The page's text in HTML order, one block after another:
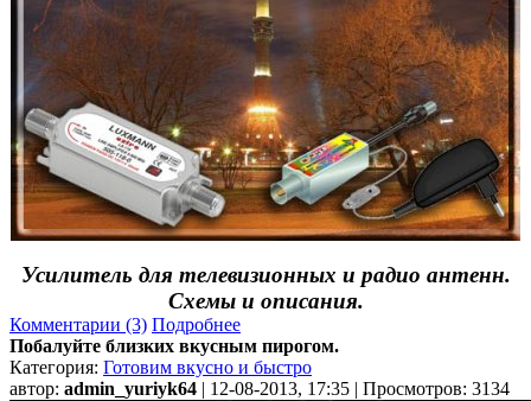
Усилитель для телевизионных и радио антенн.
Схемы и описания.
Комментарии (3) Подробнее
Побалуйте близких вкусным пирогом.
Категория: Готовим вкусно и быстро
автор: admin_yuriyk64 | 12-08-2013, 17:35 | Просмотров: 3134